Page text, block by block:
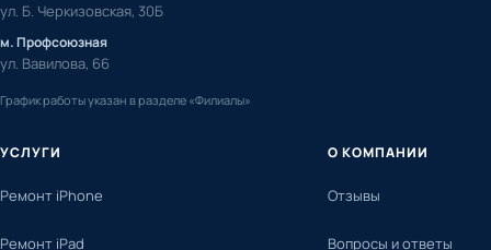
УСЛУГИ
Ремонт iPhone
Ремонт iPad
О КОМПАНИИ
Отзывы
Вопросы и ответы
ул. Б. Черкизовская, 30Б
м. Профсоюзная
ул. Вавилова, 66
График работы указан в разделе «Филиалы»